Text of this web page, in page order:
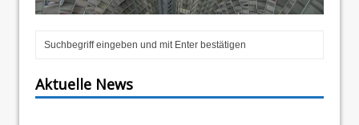
Aktuelle News